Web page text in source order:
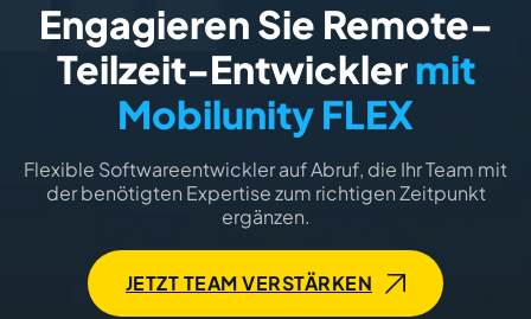
Engagieren Sie Remote-
Teilzeit-Entwicklermit
Mobilunity FLEX
Flexible Softwareentwickler auf Abruf, die Ihr Team mit
der benötigten Expertise zum richtigen Zeitpunkt
ergänzen.
JETZT TEAM VERSTÄRKEN